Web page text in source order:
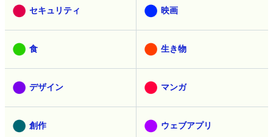
セキュリティ 映画
食 生き物
デザイン マンガ
創作 ウェブアプリ